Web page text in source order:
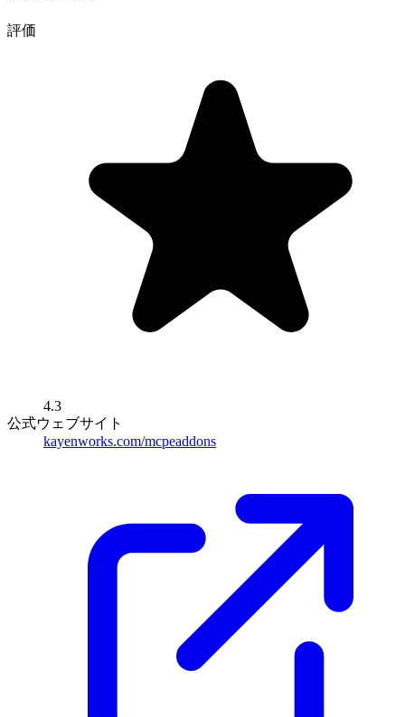
評価
4.3
公式ウェブサイト
kayenworks.com/mcpeaddons